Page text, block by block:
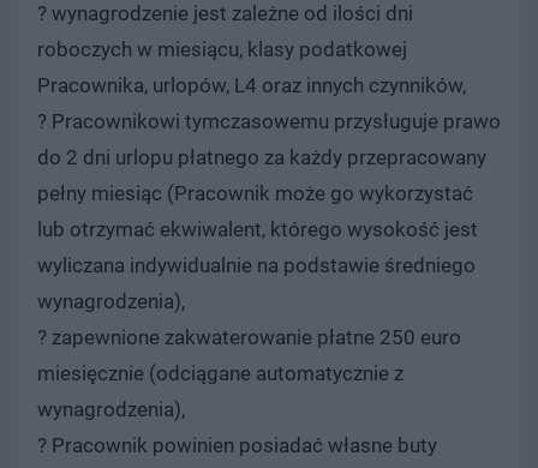
? wynagrodzenie jest zależne od ilości dni
roboczych w miesiącu, klasy podatkowej
Pracownika, urlopów, L4 oraz innych czynników,
? Pracownikowi tymczasowemu przysługuje prawo
do 2 dni urlopu płatnego za każdy przepracowany
pełny miesiąc (Pracownik może go wykorzystać
lub otrzymać ekwiwalent, którego wysokość jest
wyliczana indywidualnie na podstawie średniego
wynagrodzenia),
? zapewnione zakwaterowanie płatne 250 euro
miesięcznie (odciągane automatycznie z
wynagrodzenia),
? Pracownik powinien posiadać własne buty